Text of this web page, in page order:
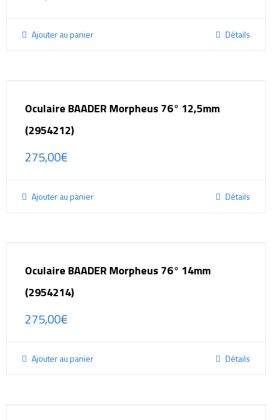
Ajouter au panier Détails
Oculaire BAADER Morpheus 76° 12,5mm
(2954212)
275,00€
Ajouter au panier Détails
Oculaire BAADER Morpheus 76° 14mm
(2954214)
275,00€
Ajouter au panier Détails